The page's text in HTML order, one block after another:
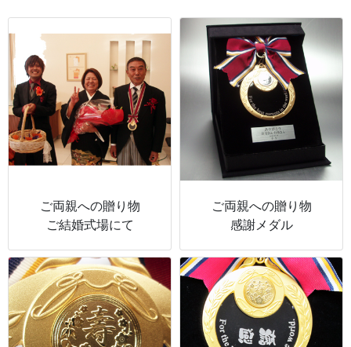
ご両親への贈り物
ご結婚式場にて
ご両親への贈り物
感謝メダル